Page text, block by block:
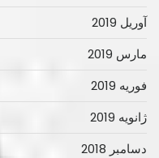
آوریل 2019
مارس 2019
فوریه 2019
ژانویه 2019
دسامبر 2018